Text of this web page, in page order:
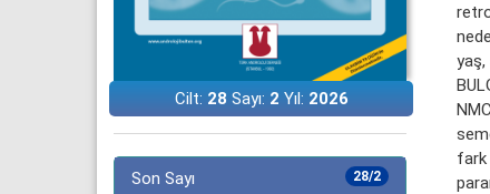
Cilt: 28Sayı: 2 Yıl: 2026
28/2
Son Sayı
yaş,
fark